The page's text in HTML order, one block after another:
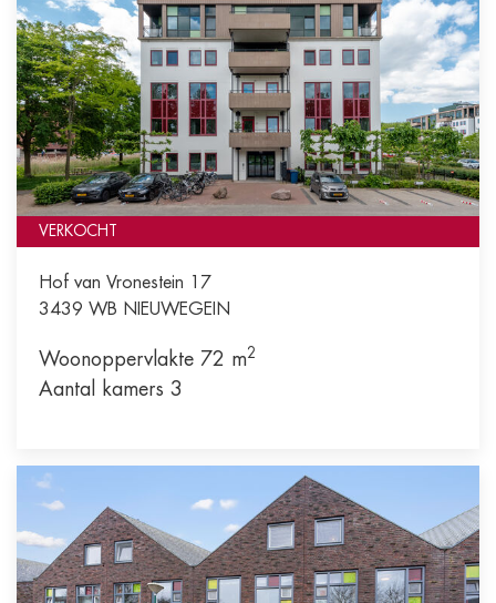
VERKOCHT
Hof van Vronestein 17
3439 WB NIEUWEGEIN
Woonoppervlakte 72 m2
Aantal kamers 3